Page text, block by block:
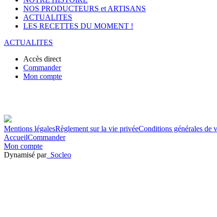
NOS PRODUCTEURS et ARTISANS
ACTUALITES
LES RECETTES DU MOMENT !
ACTUALITES
Accès direct
Commander
Mon compte
Mentions légalesRèglement sur la vie privéeConditions générales de
AccueilCommander
Mon compte
Dynamisé par Socleo